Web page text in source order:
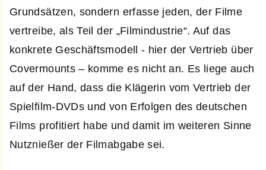
Grundsätzen, sondern erfasse jeden, der Filme
vertreibe, als Teil der „Filmindustrie“. Auf das
konkrete Geschäftsmodell - hier der Vertrieb über
Covermounts – komme es nicht an. Es liege auch
auf der Hand, dass die Klägerin vom Vertrieb der
Spielfilm-DVDs und von Erfolgen des deutschen
Films profitiert habe und damit im weiteren Sinne
Nutznießer der Filmabgabe sei.